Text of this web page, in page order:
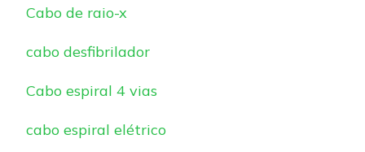
Cabo de raio-x
cabo desfibrilador
Cabo espiral 4 vias
cabo espiral elétrico